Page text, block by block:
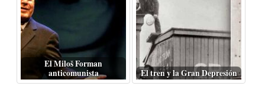
El Miloš Forman
anticomunista
El tren y la Gran Depresión